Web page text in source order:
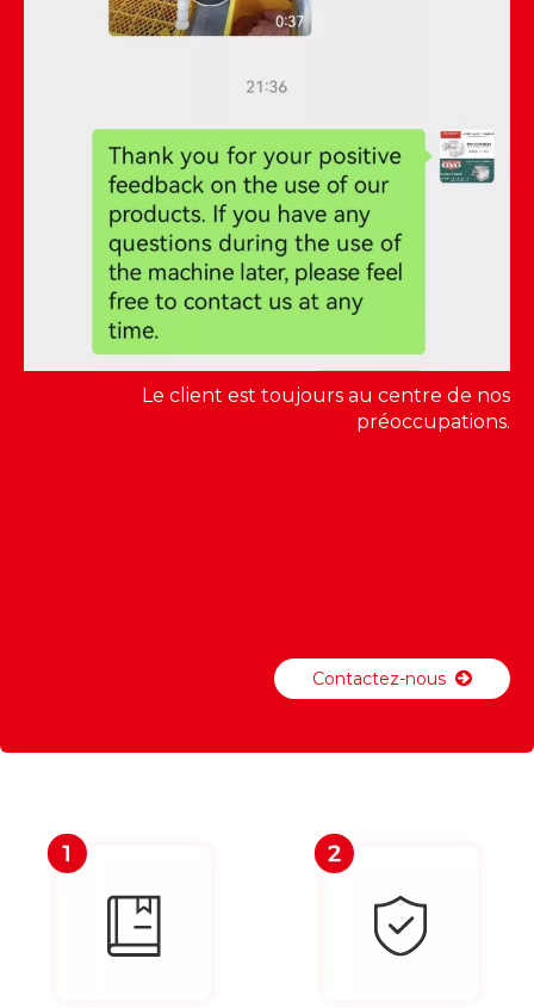
Le client est toujours au centre de nos
préoccupations.
Contactez-nous